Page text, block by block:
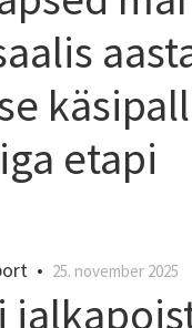
etapi
• 25. november 2025